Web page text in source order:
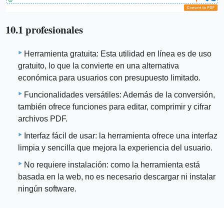
10.1 profesionales
Herramienta gratuita: Esta utilidad en línea es de uso
gratuito, lo que la convierte en una alternativa
económica para usuarios con presupuesto limitado.
Funcionalidades versátiles: Además de la conversión,
también ofrece funciones para editar, comprimir y cifrar
archivos PDF.
Interfaz fácil de usar: la herramienta ofrece una interfaz
limpia y sencilla que mejora la experiencia del usuario.
No requiere instalación: como la herramienta está
basada en la web, no es necesario descargar ni instalar
ningún software.